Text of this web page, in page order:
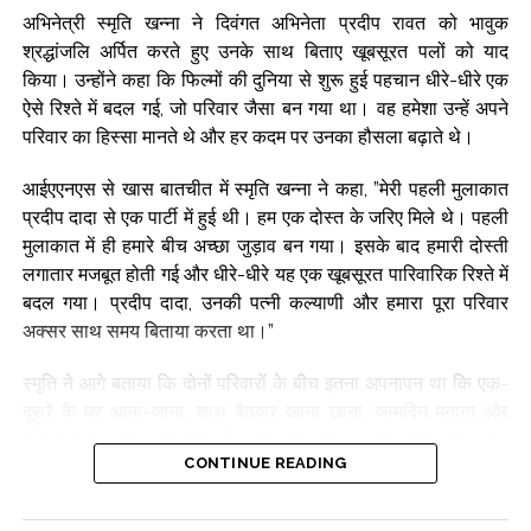
अभिनेत्री स्मृति खन्ना ने दिवंगत अभिनेता प्रदीप रावत को भावुक
श्रद्धांजलि अर्पित करते हुए उनके साथ बिताए खूबसूरत पलों को याद
किया। उन्होंने कहा कि फिल्मों की दुनिया से शुरू हुई पहचान धीरे-धीरे एक
ऐसे रिश्ते में बदल गई, जो परिवार जैसा बन गया था। वह हमेशा उन्हें अपने
परिवार का हिस्सा मानते थे और हर कदम पर उनका हौसला बढ़ाते थे।
आईएएनएस से खास बातचीत में स्मृति खन्ना ने कहा, ”मेरी पहली मुलाकात
प्रदीप दादा से एक पार्टी में हुई थी। हम एक दोस्त के जरिए मिले थे। पहली
मुलाकात में ही हमारे बीच अच्छा जुड़ाव बन गया। इसके बाद हमारी दोस्ती
लगातार मजबूत होती गई और धीरे-धीरे यह एक खूबसूरत पारिवारिक रिश्ते में
बदल गया। प्रदीप दादा, उनकी पत्नी कल्याणी और हमारा पूरा परिवार
अक्सर साथ समय बिताया करता था।”
स्मृति ने आगे बताया कि दोनों परिवारों के बीच इतना अपनापन था कि एक-
छुट्टियों पर जाना आम बात थी। हम एक-दूसरे के घर जाया करते थे।
जन्मदिन साथ मनाते थे, रात के खाने पर मिलते थे और कई बार देर रात तक
प्रदीप दादा हमेशा मौजूद रहते थे। हम घंटों तक अंताक्षरी खेलते थे, हंसते थे
CONTINUE READING